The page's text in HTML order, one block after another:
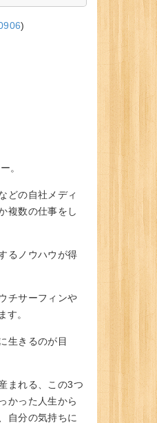
)
。
どの自社メディ
複数の仕事をし
るノウハウが得
チサーフィンや
す。
生きるのが目
まれる、この3つ
かった人生から
自分の気持ちに